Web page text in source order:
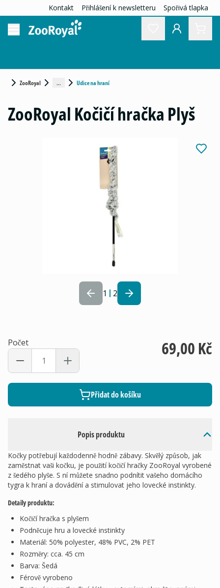
Kontakt Přihlášení k newsletteru Spořivá tlapka
ZooRoyal ... Udice na hraní
1 2
Popis produktu
Kočky potřebují každodenně hodně zábavy. Skvělý způsob, jak
zaměstnat vaši kočku, je použití kočičí hračky ZooRoyal vyrobené
z šedého plyše. S ní můžete snadno podnítit vašeho domácího
tygra k hraní a dovádění a stimulovat jeho lovecké instinkty.
Detaily produktu:
Kočičí hračka s plyšem
Podněcuje hru a lovecké instinkty
Materiál: 50% polyester, 48% PVC, 2% PET
Rozměry: cca. 45 cm
Barva: Šedá
Férově vyrobeno
ZooRoyal Kočičí hračka Plyš
Počet 69,00 Kč
Přidat do košíku